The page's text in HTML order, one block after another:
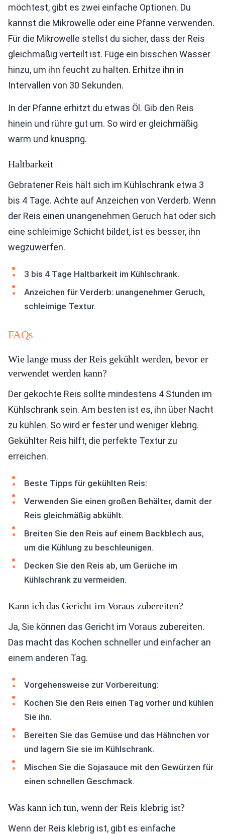
möchtest, gibt es zwei einfache Optionen. Du
kannst die Mikrowelle oder eine Pfanne verwenden.
Für die Mikrowelle stellst du sicher, dass der Reis
gleichmäßig verteilt ist. Füge ein bisschen Wasser
hinzu, um ihn feucht zu halten. Erhitze ihn in
Intervallen von 30 Sekunden.
In der Pfanne erhitzt du etwas Öl. Gib den Reis
hinein und rühre gut um. So wird er gleichmäßig
warm und knusprig.
Haltbarkeit
Gebratener Reis hält sich im Kühlschrank etwa 3
bis 4 Tage. Achte auf Anzeichen von Verderb. Wenn
der Reis einen unangenehmen Geruch hat oder sich
eine schleimige Schicht bildet, ist es besser, ihn
wegzuwerfen.
3 bis 4 Tage Haltbarkeit im Kühlschrank.
Anzeichen für Verderb: unangenehmer Geruch,
schleimige Textur.
FAQs
Wie lange muss der Reis gekühlt werden, bevor er
verwendet werden kann?
Der gekochte Reis sollte mindestens 4 Stunden im
Kühlschrank sein. Am besten ist es, ihn über Nacht
zu kühlen. So wird er fester und weniger klebrig.
Gekühlter Reis hilft, die perfekte Textur zu
erreichen.
Beste Tipps für gekühlten Reis:
Verwenden Sie einen großen Behälter, damit der
Reis gleichmäßig abkühlt.
Breiten Sie den Reis auf einem Backblech aus,
um die Kühlung zu beschleunigen.
Decken Sie den Reis ab, um Gerüche im
Kühlschrank zu vermeiden.
Kann ich das Gericht im Voraus zubereiten?
Ja, Sie können das Gericht im Voraus zubereiten.
Das macht das Kochen schneller und einfacher an
einem anderen Tag.
Vorgehensweise zur Vorbereitung:
Kochen Sie den Reis einen Tag vorher und kühlen
Sie ihn.
Bereiten Sie das Gemüse und das Hähnchen vor
und lagern Sie sie im Kühlschrank.
Mischen Sie die Sojasauce mit den Gewürzen für
einen schnellen Geschmack.
Was kann ich tun, wenn der Reis klebrig ist?
Wenn der Reis klebrig ist, gibt es einfache